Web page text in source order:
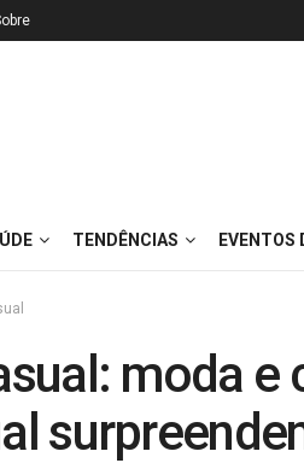
TENDÊNCIAS EVENTOS
moda